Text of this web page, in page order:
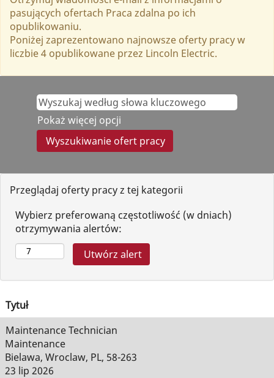
pasujących ofertach Praca zdalna po ich
opublikowaniu.
Poniżej zaprezentowano najnowsze oferty pracy w
liczbie 4 opublikowane przez Lincoln Electric.
Pokaż więcej opcji
Przeglądaj oferty pracy z tej kategorii
Wybierz preferowaną częstotliwość (w dniach)
otrzymywania alertów:
Tytuł
Maintenance Technician
Maintenance
Bielawa, Wroclaw, PL, 58-263
23 lip 2026